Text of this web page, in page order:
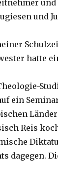
und
und
hatte
ein
Reis
dagegen.